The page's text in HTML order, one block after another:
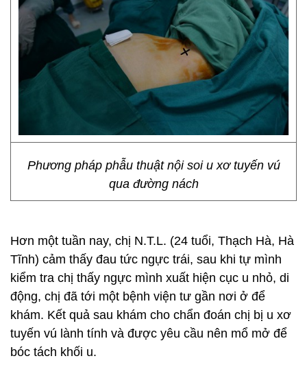
Phương pháp phẫu thuật nội soi u xơ tuyến vú
qua đường nách
Hơn một tuần nay, chị N.T.L. (24 tuổi, Thạch Hà, Hà
Tĩnh) cảm thấy đau tức ngực trái, sau khi tự mình
kiểm tra chị thấy ngực mình xuất hiện cục u nhỏ, di
động, chị đã tới một bệnh viện tư gần nơi ở để
khám. Kết quả sau khám cho chẩn đoán chị bị u xơ
tuyến vú lành tính và được yêu cầu nên mổ mở để
bóc tách khối u.